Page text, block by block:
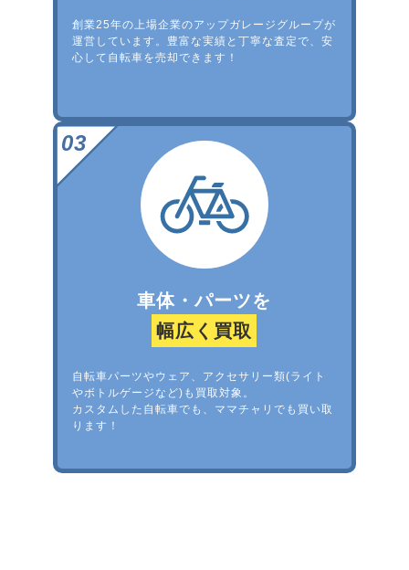
創業25年の上場企業のアップガレージグループが
運営しています。豊富な実績と丁寧な査定で、安
心して自転車を売却できます！
車体・パーツを
幅広く買取
自転車パーツやウェア、アクセサリー類(ライト
やボトルゲージなど)も買取対象。
カスタムした自転車でも、ママチャリでも買い取
ります！